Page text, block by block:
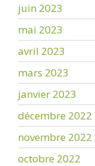
juin 2023
mai 2023
avril 2023
mars 2023
janvier 2023
décembre 2022
novembre 2022
octobre 2022